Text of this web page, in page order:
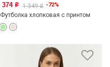
374 o 1 349o -72%
Футболка хлопковая с принтом